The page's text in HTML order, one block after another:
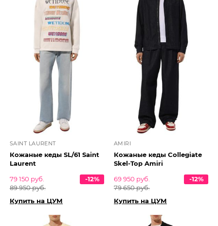
SAINT LAURENT
Кожаные кеды SL/61 Saint
Laurent
79 150 руб.
89 950 руб.
-12%
Купить на ЦУМ
AMIRI
Кожаные кеды Collegiate
Skel-Top Amiri
69 950 руб.
79 650 руб.
-12%
Купить на ЦУМ